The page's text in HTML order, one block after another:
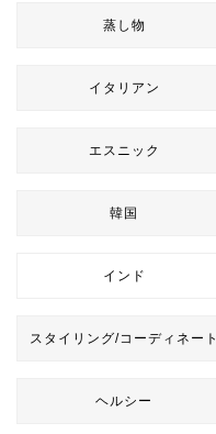
蒸し物
イタリアン
エスニック
韓国
インド
スタイリング/コーディネート
ヘルシー